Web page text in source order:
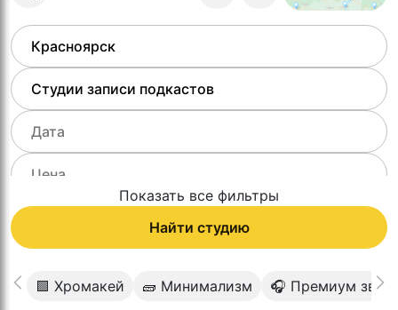
Показать все фильтры
Найти студию
🟩 Хромакей 🧱 Минимализм 🎧 Премиум звук